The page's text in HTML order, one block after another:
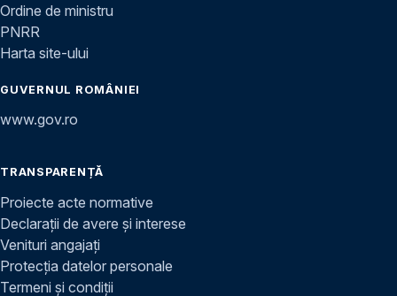
Ordine de ministru
PNRR
Harta site-ului
GUVERNUL ROMÂNIEI
www.gov.ro
TRANSPARENȚĂ
Proiecte acte normative
Declarații de avere și interese
Venituri angajați
Protecția datelor personale
Termeni și condiții